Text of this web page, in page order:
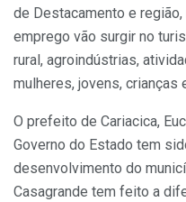
de Destacamento e
emprego vão surgir no
rural, agroindústrias,
mulheres, jovens, crianças
O prefeito de Cariacica,
Governo do Estado tem
desenvolvimento do
Casagrande tem feito a